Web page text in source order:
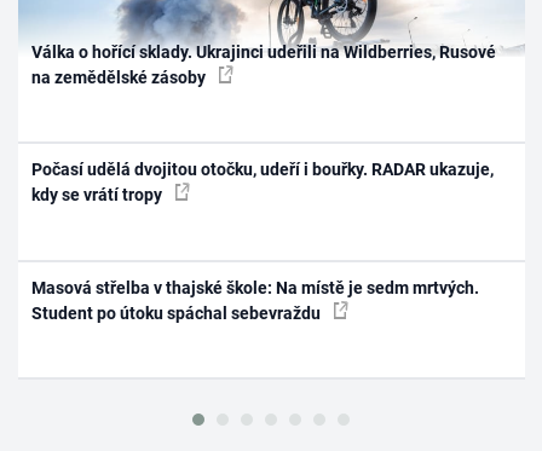
Válka o hořící sklady. Ukrajinci udeřili na Wildberries, Rusové
na zemědělské zásoby
Počasí udělá dvojitou otočku, udeří i bouřky. RADAR ukazuje,
kdy se vrátí tropy
Masová střelba v thajské škole: Na místě je sedm mrtvých.
Student po útoku spáchal sebevraždu